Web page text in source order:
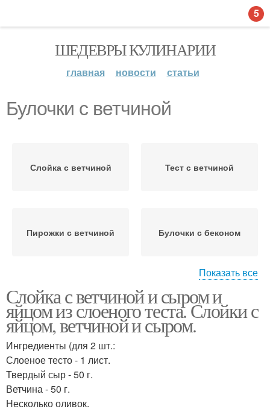
ШЕДЕВРЫ КУЛИНАРИИ
главная новости статьи
Булочки с ветчиной
Слойка с ветчиной Тест с ветчиной
Пирожки с ветчиной Булочки с беконом
Слойки с ветчиной Закусочные булочки
Булочки с сыром
Показать все
Слойка с ветчиной и сыром и
яйцом из слоеного теста. Слойки с
яйцом, ветчиной и сыром.
Ингредиенты (для 2 шт.:
Слоеное тесто - 1 лист.
Твердый сыр - 50 г.
Ветчина - 50 г.
Несколько оливок.
5